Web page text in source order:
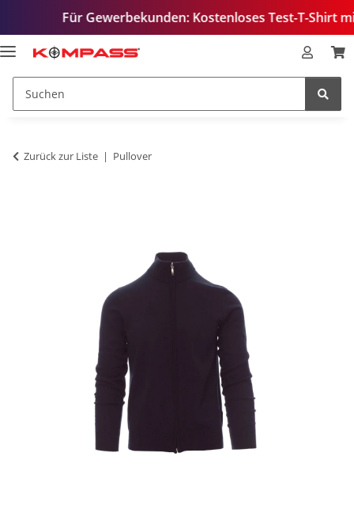
Für Gewerbekunden: Kostenloses Test-T-Shirt mit
Zurück zur Liste Pullover